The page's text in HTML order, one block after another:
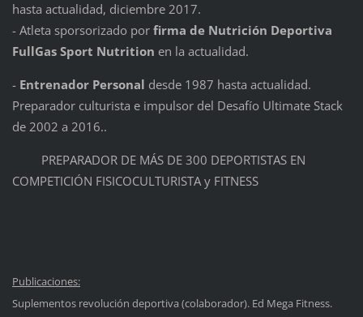
hasta actualidad, diciembre 2017.
- Atleta sporsorizado porfirma de Nutrición Deportiva
FullGas Sport Nutrition en la actualidad.
- Entrenador Personal desde 1987 hasta actualidad.
Preparador culturista e impulsor del Desafío Ultimate Stack
de 2002 a 2016..
PREPARADOR DE MÁS DE 300 DEPORTISTAS EN
COMPETICIÓN FISICOCULTURISTA y FITNESS
Publicaciones:
Suplementos revolución deportiva (colaborador). Ed Mega Fitness.